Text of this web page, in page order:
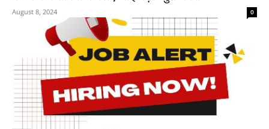
August 8, 2024 0